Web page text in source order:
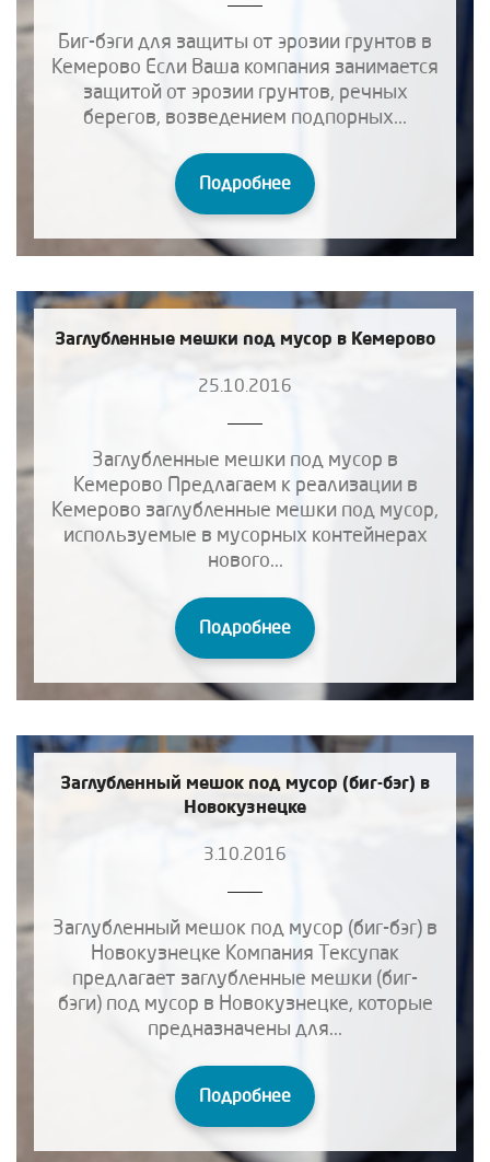
Биг-бэги для защиты от эрозии грунтов в
Кемерово Если Ваша компания занимается
защитой от эрозии грунтов, речных
берегов, возведением подпорных...
Подробнее
Заглубленные мешки под мусор в Кемерово
25.10.2016
Заглубленные мешки под мусор в
Кемерово Предлагаем к реализации в
Кемерово заглубленные мешки под мусор,
используемые в мусорных контейнерах
нового...
Подробнее
Заглубленный мешок под мусор (биг-бэг) в
Новокузнецке
3.10.2016
Заглубленный мешок под мусор (биг-бэг) в
Новокузнецке Компания Тексупак
предлагает заглубленные мешки (биг-
бэги) под мусор в Новокузнецке, которые
предназначены для...
Подробнее